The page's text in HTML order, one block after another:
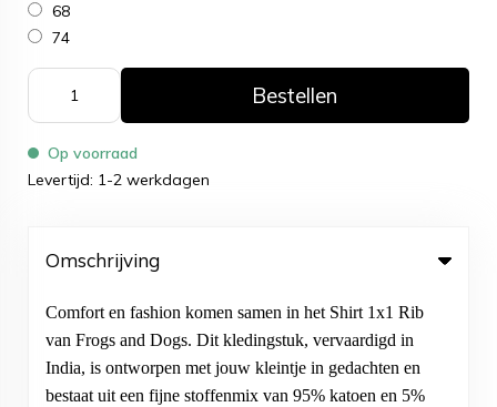
68
74
Bestellen
Op voorraad
Levertijd: 1-2 werkdagen
Omschrijving
Comfort en fashion komen samen in het Shirt 1x1 Rib
van Frogs and Dogs. Dit kledingstuk, vervaardigd in
India, is ontworpen met jouw kleintje in gedachten en
bestaat uit een fijne stoffenmix van 95% katoen en 5%